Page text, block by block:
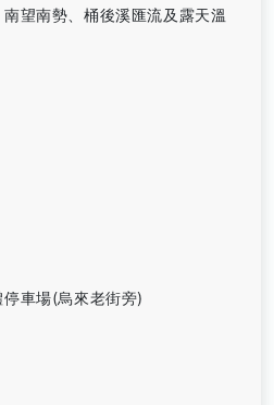
望南勢、桶後溪匯流及露天溫
車場(烏來老街旁)